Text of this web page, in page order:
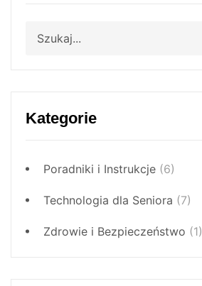
Kategorie
Poradniki i Instrukcje (6)
Technologia dla Seniora (7)
Zdrowie i Bezpieczeństwo (1)